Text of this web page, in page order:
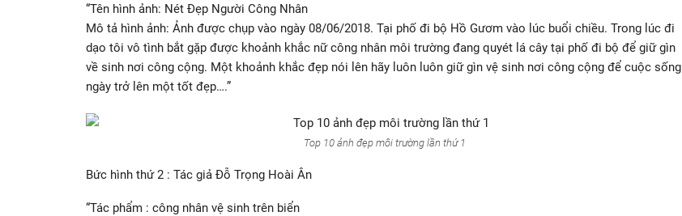
“Tên hình ảnh: Nét Đẹp Người Công Nhân
Mô tả hình ảnh: Ảnh được chụp vào ngày 08/06/2018. Tại phố đi bộ Hồ Gươm vào lúc buổi chiều. Trong lúc đi
dạo tôi vô tình bắt gặp được khoảnh khắc nữ công nhân môi trường đang quyét lá cây tại phố đi bộ để giữ gìn
về sinh nơi công cộng. Một khoảnh khắc đẹp nói lên hãy luôn luôn giữ gìn vệ sinh nơi công cộng để cuộc sống
ngày trở lên một tốt đẹp….”
Top 10 ảnh đẹp môi trường lần thứ 1
Bức hình thứ 2 : Tác giả Đỗ Trọng Hoài Ân
“Tác phẩm : công nhân vệ sinh trên biển